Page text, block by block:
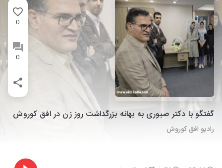
0
0
گفتگو با دکتر صبوری به بهانه بزرگداشت روز زن در افق کوروش
رادیو افق کوروش